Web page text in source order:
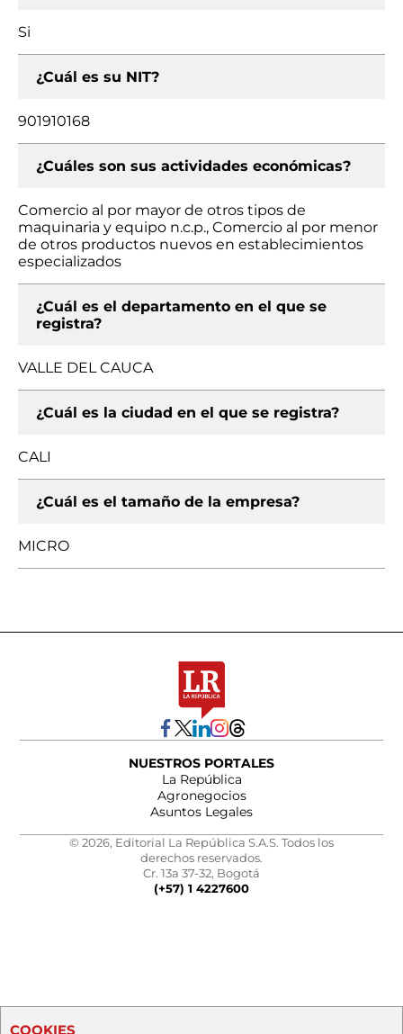
Si
¿Cuál es su NIT?
901910168
¿Cuáles son sus actividades económicas?
Comercio al por mayor de otros tipos de
maquinaria y equipo n.c.p., Comercio al por menor
de otros productos nuevos en establecimientos
especializados
¿Cuál es el departamento en el que se
registra?
VALLE DEL CAUCA
¿Cuál es la ciudad en el que se registra?
CALI
¿Cuál es el tamaño de la empresa?
MICRO
NUESTROS PORTALES
La República
Agronegocios
Asuntos Legales
© 2026, Editorial La República S.A.S. Todos los
derechos reservados.
Cr. 13a 37-32, Bogotá
(+57) 1 4227600
COOKIES